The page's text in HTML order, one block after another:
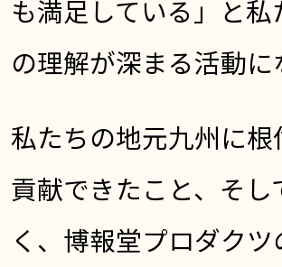
も満足している」と
の理解が深まる活動に
私たちの地元九州に
貢献できたこと、そ
く、博報堂プロダク